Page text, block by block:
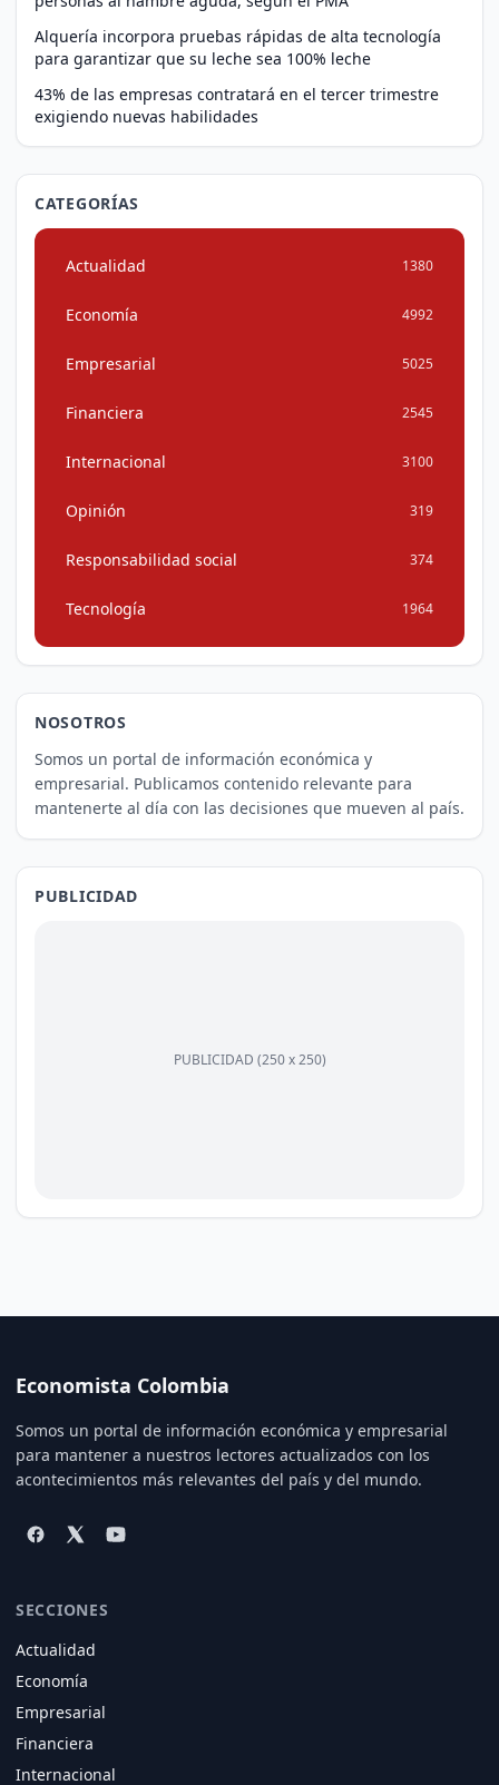
Alquería incorpora pruebas rápidas de alta tecnología
para garantizar que su leche sea 100% leche
43% de las empresas contratará en el tercer trimestre
exigiendo nuevas habilidades
CATEGORÍAS
Actualidad 1380
Economía 4992
Empresarial 5025
Financiera 2545
Internacional 3100
Opinión 319
Responsabilidad social 374
Tecnología 1964
NOSOTROS
Somos un portal de información económica y
empresarial. Publicamos contenido relevante para
mantenerte al día con las decisiones que mueven al país.
PUBLICIDAD
PUBLICIDAD (250 x 250)
Economista Colombia
Somos un portal de información económica y empresarial
para mantener a nuestros lectores actualizados con los
acontecimientos más relevantes del país y del mundo.
SECCIONES
Actualidad
Economía
Empresarial
Financiera
Internacional